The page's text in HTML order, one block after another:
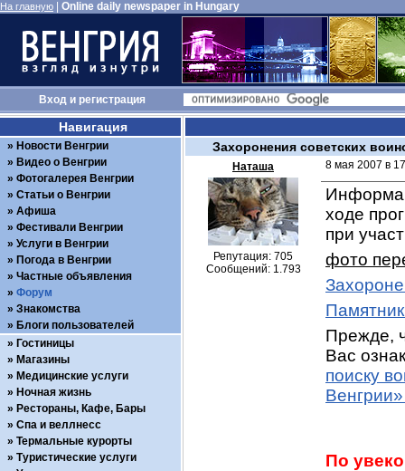
На главную Online daily newspaper in Hungary
Входи регистрация
Захоронения советских
Наташа
Репутация: 705
Сообщений: 1.793
8 мая 2007 в
ходе
при
фото
Прежде,
Вас
поиску
Навигация
Новости Венгрии
Видео о Венгрии
Фотогалерея Венгрии
Статьи о Венгрии
Афиша
Фестивали Венгрии
Услуги в Венгрии
Погода в Венгрии
Частные объявления
Форум
Знакомства
Блоги пользователей
Гостиницы
Магазины
Медицинские услуги
Ночная жизнь
Рестораны, Кафе, Бары
Спа и веллнесс
Термальные курорты
Туристические услуги